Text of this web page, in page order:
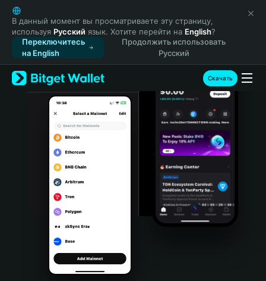
English
日本語
Tiếng Việt
Русский
Español (Latinoamérica)
Türkçe
Italiano
Português (Portugal)
Bahasa Indonesia
Português (Brasil)
Español (Argentina)
В данный момент вы просматриваете эту страницу,
используя Русский язык. Хотите перейти на English?
Переключитесь
на English
Продолжить использовать
Русский
Скачать